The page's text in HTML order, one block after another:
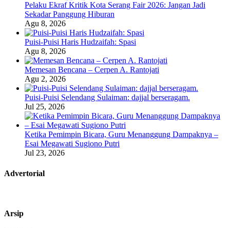
Pelaku Ekraf Kritik Kota Serang Fair 2026: Jangan Jadi
Sekadar Panggung Hiburan
Agu 8, 2026
Puisi-Puisi Haris Hudzaifah: Spasi
Agu 8, 2026
Memesan Bencana – Cerpen A. Rantojati
Agu 2, 2026
Puisi-Puisi Selendang Sulaiman: dajjal berseragam.
Jul 25, 2026
Ketika Pemimpin Bicara, Guru Menanggung Dampaknya –
Esai Megawati Sugiono Putri
Jul 23, 2026
Advertorial
Arsip